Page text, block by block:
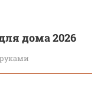
дома 2026